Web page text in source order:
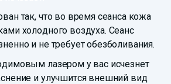
так, что во время сеанса кожа
холодного воздуха. Сеанс
и не требует обезболивания.
лазером у вас исчезнет
и улучшится внешний вид